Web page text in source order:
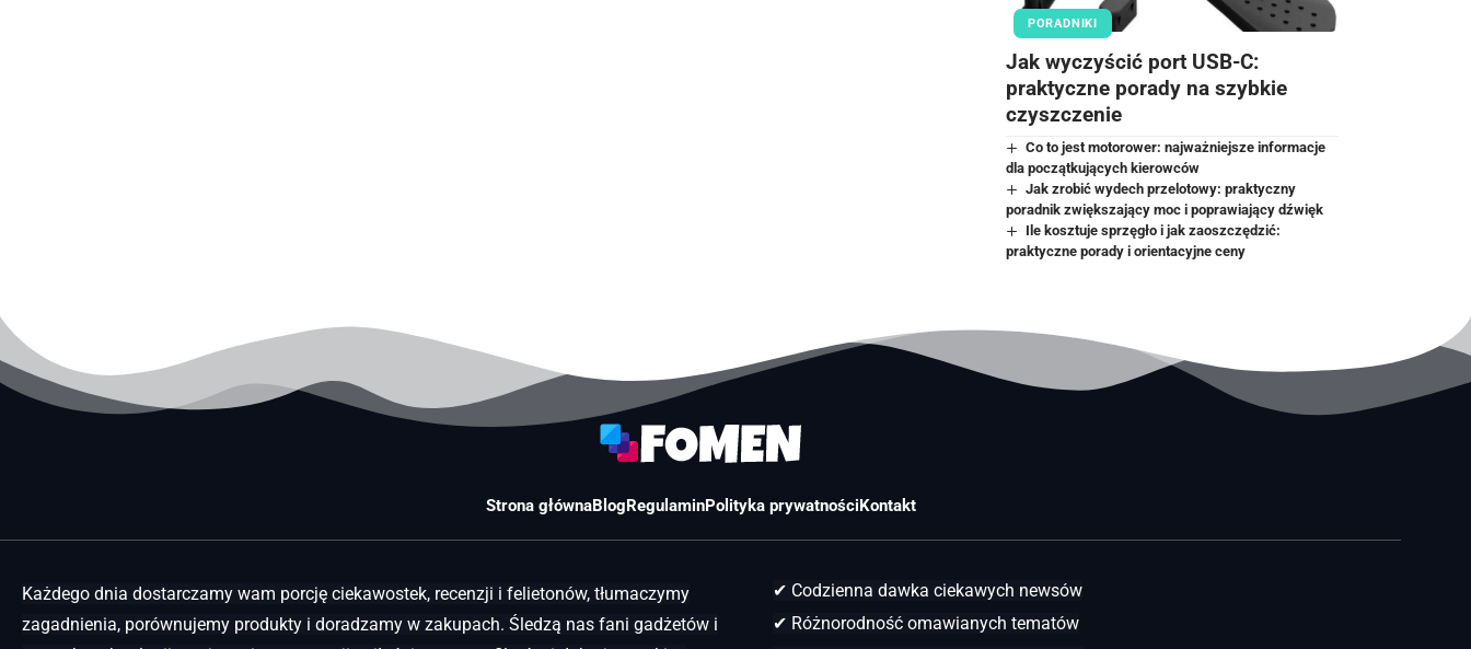
PORADNIKI
Jak wyczyścić port USB-C:
praktyczne porady na szybkie
czyszczenie
Co to jest motorower: najważniejsze informacje
dla początkujących kierowców
Jak zrobić wydech przelotowy: praktyczny
poradnik zwiększający moc i poprawiający dźwięk
Ile kosztuje sprzęgło i jak zaoszczędzić:
praktyczne porady i orientacyjne ceny
Strona głównaBlogRegulaminPolityka prywatnościKontakt
Każdego dnia dostarczamy wam porcję ciekawostek, recenzji i felietonów, tłumaczymy
zagadnienia, porównujemy produkty i doradzamy w zakupach. Śledzą nas fani gadżetów i
✔ Codzienna dawka ciekawych newsów
✔ Różnorodność omawianych tematów